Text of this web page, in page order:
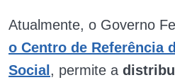
Atualmente, o Governo
o Centro de Referência
Social, permite a